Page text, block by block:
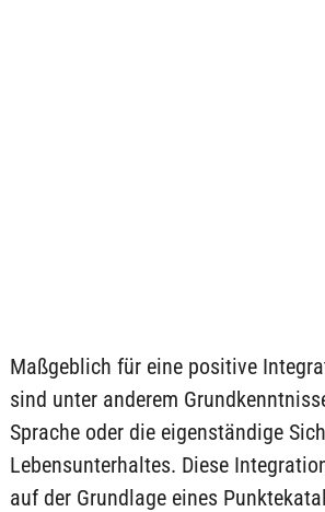
Maßgeblich für eine positive
sind unter anderem
Sprache oder die eigenständige
Lebensunterhaltes. Diese
auf der Grundlage eines